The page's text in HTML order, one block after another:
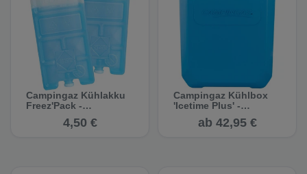
Campingaz Kühlakku
Freez'Pack -
Kühlboxen4,50 €
Campingaz Kühlbox
'Icetime Plus' -
Kühlboxab 42,95 €